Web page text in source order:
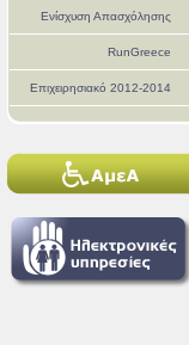
Ενίσχυση Απασχόλησης
RunGreece
Επιχειρησιακό 2012-2014